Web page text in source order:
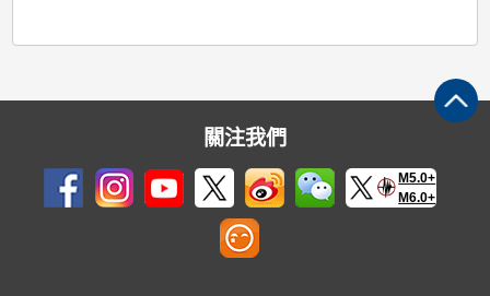
關注我們
M5.0+
M6.0+